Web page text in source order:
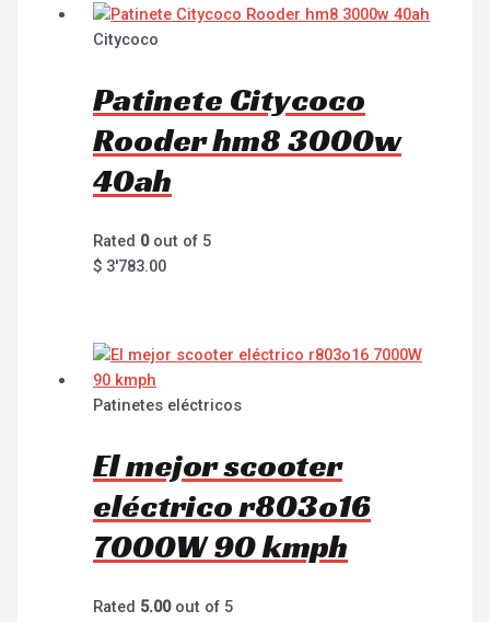
Citycoco
Patinete Citycoco
Rooder hm8 3000w
40ah
Rated 0out of 5
$ 3'783.00
Patinetes eléctricos
El mejor scooter
eléctrico r803o16
7000W 90 kmph
Rated 5.00out of 5